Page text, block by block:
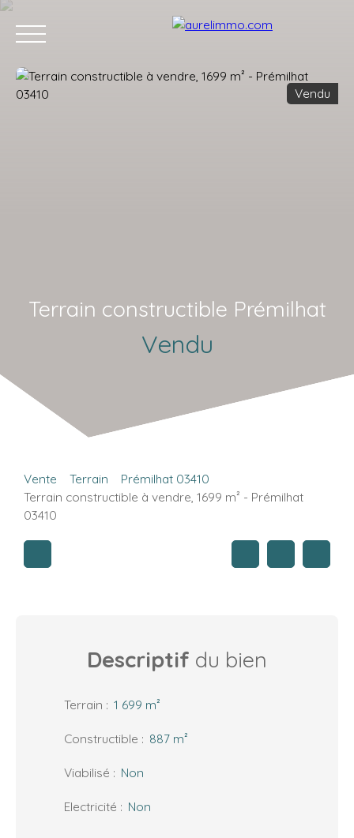
Vendu
Terrain constructible Prémilhat
Vendu
Vente Terrain
Prémilhat 03410
Terrain constructible à vendre, 1699 m² - Prémilhat
03410
Descriptif du bien
Terrain : 1 699 m²
Constructible : 887 m²
Viabilisé : Non
Electricité : Non